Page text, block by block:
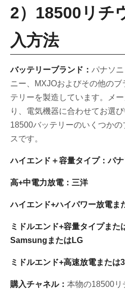
2）18500リチ
入方法
バッテリーブランド： パナソ
ニー、MXJOおよびその他のブ
テリーを製造しています。メ
り、電気機器に合わせてお選
18500バッテリーのいくつか
スです。
ハイエンド＋容量タイプ：パナ
高+中電力放電：三洋
ハイエンド+ハイパワー放電ま
ミドルエンド+容量タイプまた
SamsungまたはLG
ミドルエンド+高速放電または
購入チャネル： 本物の18500リ